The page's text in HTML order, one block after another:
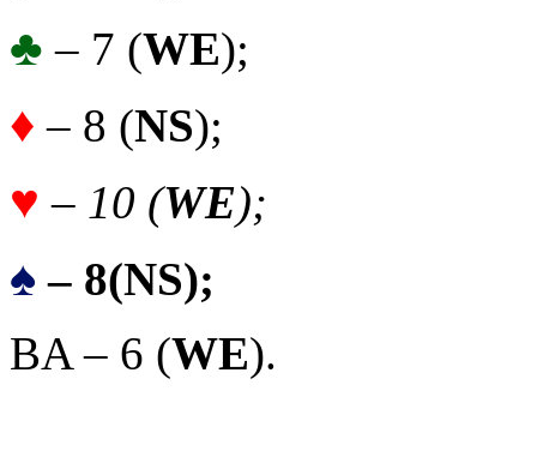
♣ – 7 (WE);
♦ – 8 (NS);
♥ – 10 (WE);
♠ – 8(NS);
BA – 6 (WE).